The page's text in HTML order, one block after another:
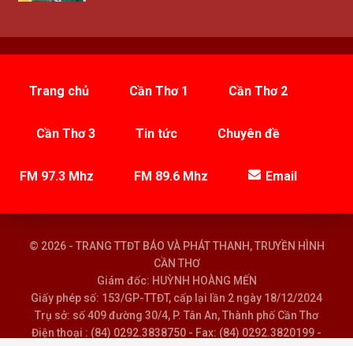
Trang chủ Cần Thơ 1 Cần Thơ 2
Cần Thơ 3 Tin tức Chuyên đề
FM 97.3 Mhz FM 89.6 Mhz Email
© 2026 - TRANG TTĐT BÁO VÀ PHÁT THANH, TRUYỀN HÌNH
CẦN THƠ
Giám đốc: HUỲNH HOÀNG MẾN
Giấy phép số: 153/GP-TTĐT, cấp lại lần 2 ngày 18/12/2024
Trụ sở: số 409 đường 30/4, P. Tân An, Thành phố Cần Thơ
Điện thoại : (84) 0292.3838750 - Fax: (84) 0292.3820199 -